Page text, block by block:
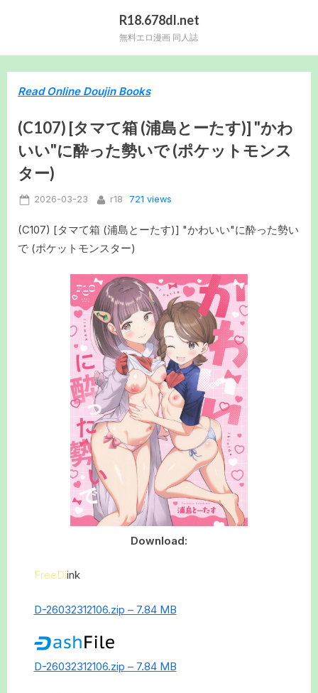
R18.678dl.net
無料エロ漫画 同人誌
Read Online Doujin Books
(C107) [タマて箱 (浦島とーたす)] "かわ
いい"に酔った勢いで (ポケットモンス
ター)
Posted
2026-03-23 By
r18 721 views
(C107) [タマて箱 (浦島とーたす)] "かわいい"に酔った勢い
で (ポケットモンスター)
Download:
FreeDlink
D-26032312106.zip – 7.84 MB
D-26032312106.zip – 7.84 MB